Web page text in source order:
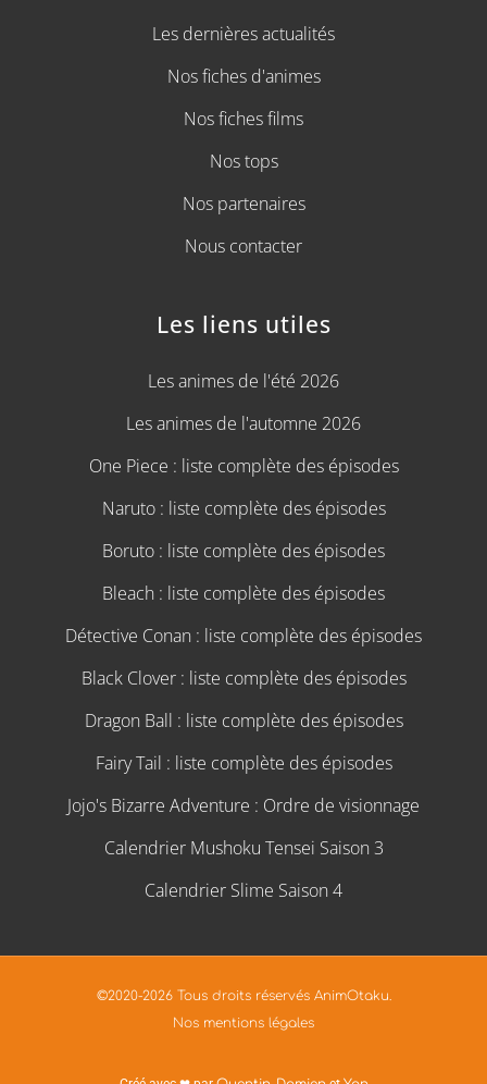
Les dernières actualités
Nos fiches d'animes
Nos fiches films
Nos tops
Nos partenaires
Nous contacter
Les liens utiles
Les animes de l'été 2026
Les animes de l'automne 2026
One Piece : liste complète des épisodes
Naruto : liste complète des épisodes
Boruto : liste complète des épisodes
Bleach : liste complète des épisodes
Détective Conan : liste complète des épisodes
Black Clover : liste complète des épisodes
Dragon Ball : liste complète des épisodes
Fairy Tail : liste complète des épisodes
Jojo's Bizarre Adventure : Ordre de visionnage
Calendrier Mushoku Tensei Saison 3
Calendrier Slime Saison 4
©2020-2026 Tous droits réservés AnimOtaku.
Nos mentions légales